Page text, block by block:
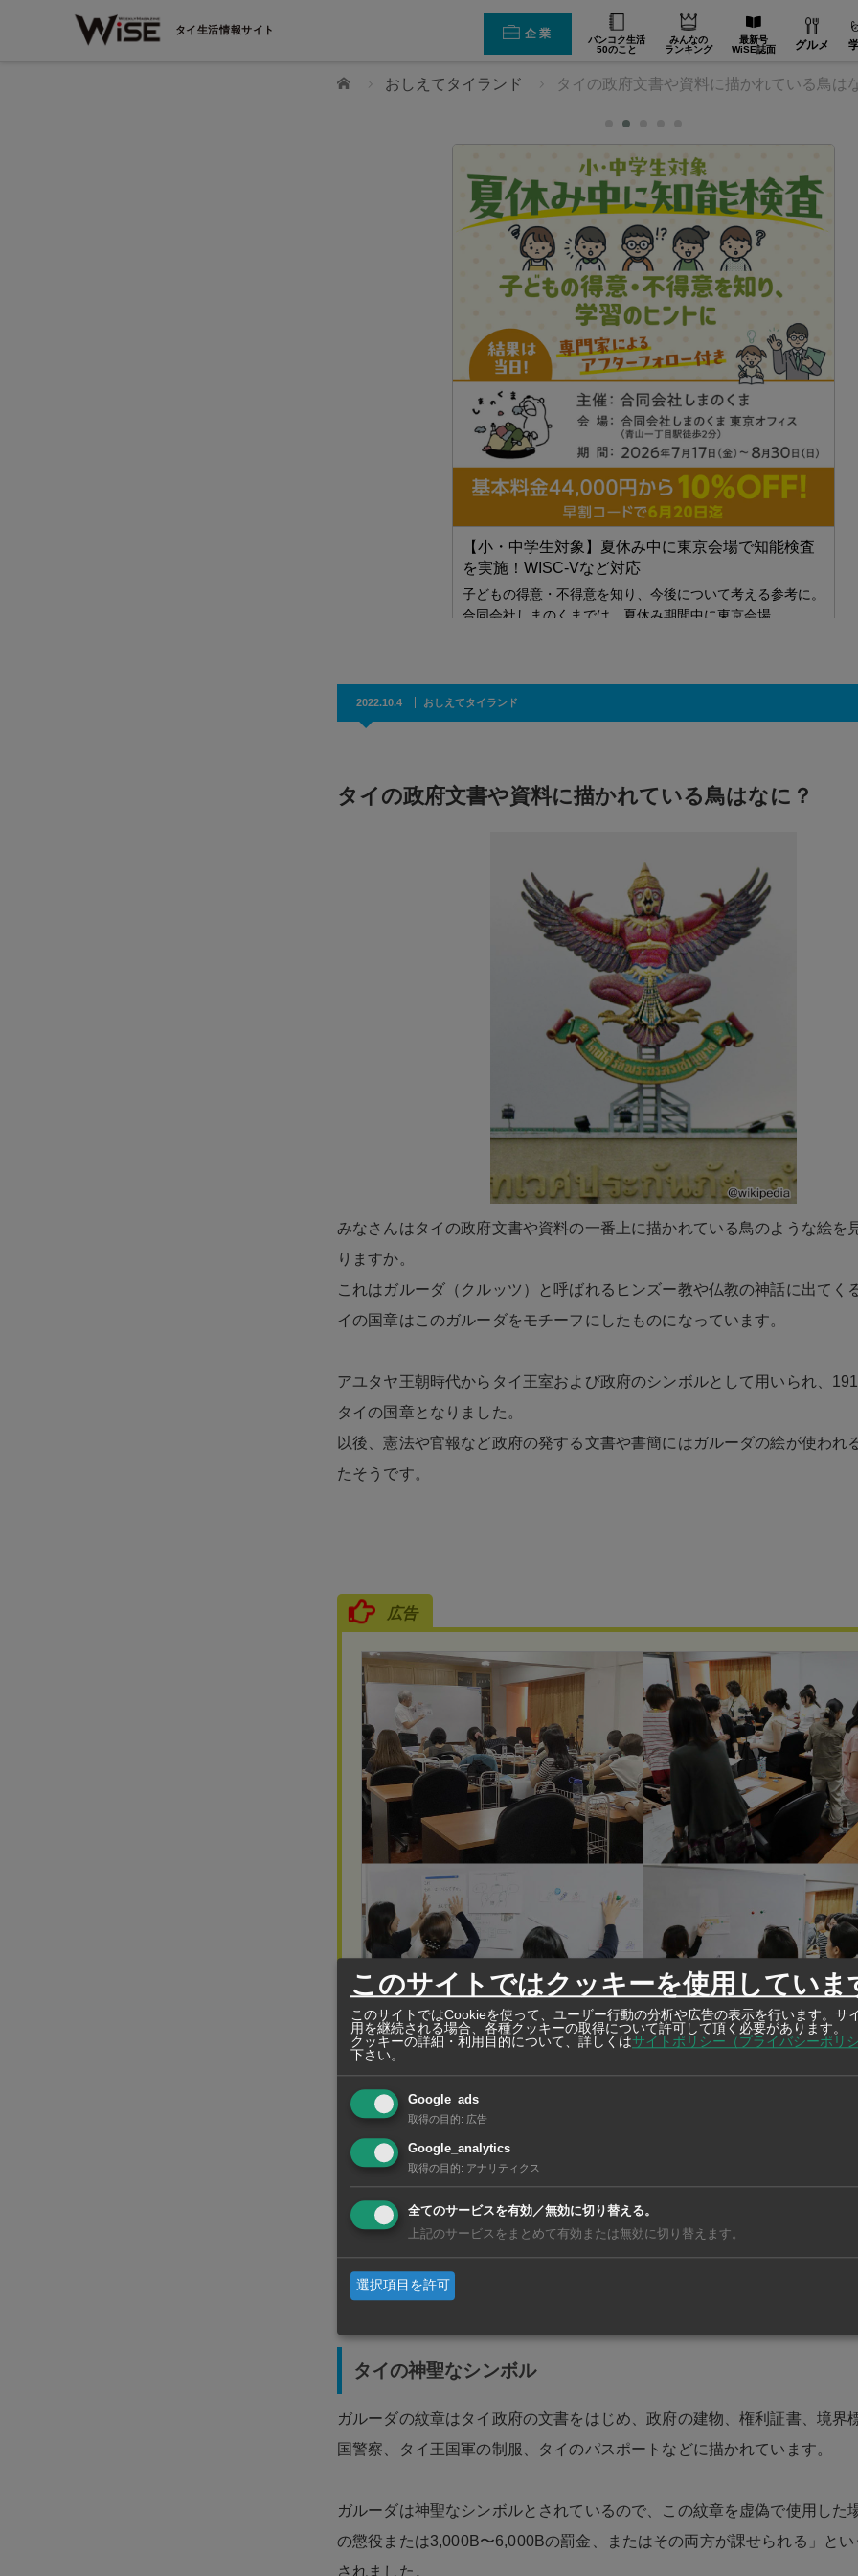
タイ生活情報サイト 企業
バンコク生活
50のこと
みんなの
ランキング
最新号
WiSE誌面
グルメ
ホーム おしえてタイランド タイの政府文書や資料に描かれている鳥は
【小・中学生対象】夏休み中に東京会場で知能検査
を実施！WISC-Vなど対応
子どもの得意・不得意を知り、今後について考える参考に。
合同会社しまのくまでは、夏休み期間中に東京会場…
2022.10.4 おしえてタイランド
タイの政府文書や資料に描かれている鳥はなに？
みなさんはタイの政府文書や資料の一番上に描かれている鳥のような絵を
りますか。
これはガルーダ（クルッツ）と呼ばれるヒンズー教や仏教の神話に出てく
イの国章はこのガルーダをモチーフにしたものになっています。
アユタヤ王朝時代からタイ王室および政府のシンボルとして用いられ、
タイの国章となりました。
以後、憲法や官報など政府の発する文書や書簡にはガルーダの絵が使われ
たそうです。
広告
LSEアカデミー (国家資格「日本語教師」養成専門校)
経験ゼロから有資格日本語教師を目指す、平均合格率76.09％
日本語教師の８割は女性、女性にとって働きやすい職業です。LSE本科生の過去3
タイの神聖なシンボル
ガルーダの紋章はタイ政府の文書をはじめ、政府の建物、権利証書、境界
国警察、タイ王国軍の制服、タイのパスポートなどに描かれています。
ガルーダは神聖なシンボルとされているので、この紋章を虚偽で使用した
の懲役または3,000B〜6,000Bの罰金、またはその両方が課せられる」とい
されました。
このサイトではクッキーを使用していま
このサイトではCookieを使って、ユーザー行動の分析や広告の表示を行います。サ
用を継続される場合、各種クッキーの取得について許可して頂く必要があります。
クッキーの詳細・利用目的について、詳しくはサイトポリシー（プライバシーポリシ
下さい。
Google_ads
取得の目的: 広告
Google_analytics
取得の目的: アナリティクス
全てのサービスを有効／無効に切り替える。
上記のサービスをまとめて有効または無効に切り替えます。
選択項目を許可